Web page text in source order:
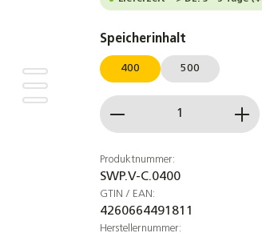
Speicherinhalt
400 500
Produkt Anzahl:
Produktnummer:
SWP.V-C.0400
GTIN / EAN:
4260664491811
Herstellernummer: